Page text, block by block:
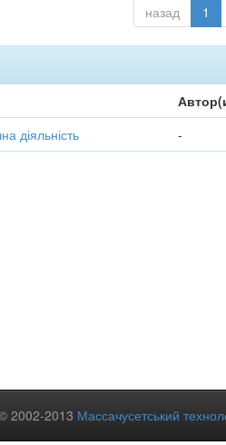
назад 1
діяльність -
2002-2013 Массачусетський